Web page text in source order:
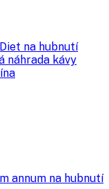
na hubnutí
náhrada kávy
annum na hubnutí